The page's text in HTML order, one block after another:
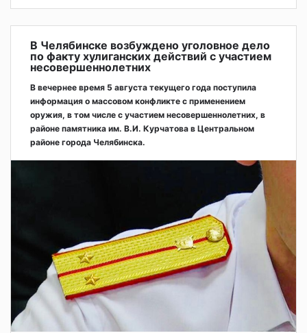
В Челябинске возбуждено уголовное дело
по факту хулиганских действий с участием
несовершеннолетних
В вечернее время 5 августа текущего года поступила
информация о массовом конфликте с применением
оружия, в том числе с участием несовершеннолетних, в
районе памятника им. В.И. Курчатова в Центральном
районе города Челябинска.